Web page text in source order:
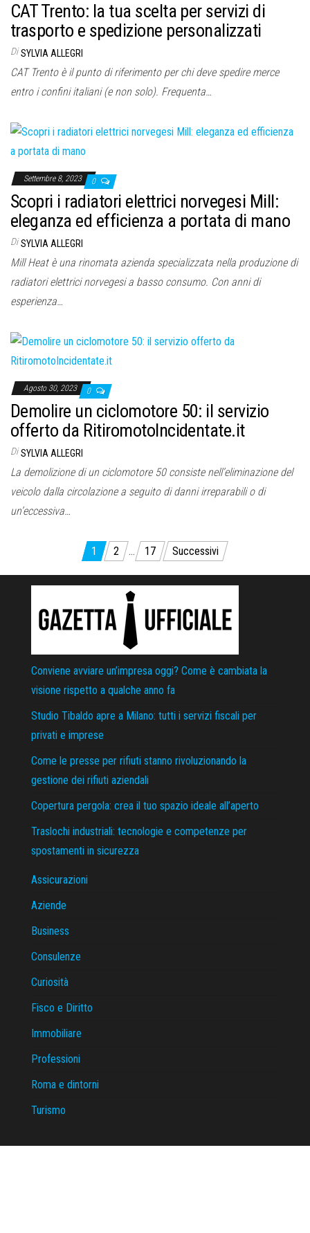
CAT Trento: la tua scelta per servizi di
trasporto e spedizione personalizzati
Di SYLVIA ALLEGRI
CAT Trento è il punto di riferimento per chi deve spedire merce
entro i confini italiani (e non solo). Frequenta…
Settembre 8, 2023 0
Scopri i radiatori elettrici norvegesi Mill:
eleganza ed efficienza a portata di mano
Di SYLVIA ALLEGRI
Mill Heat è una rinomata azienda specializzata nella produzione di
radiatori elettrici norvegesi a basso consumo. Con anni di
esperienza…
Agosto 30, 2023 0
Demolire un ciclomotore 50: il servizio
offerto da RitiromotoIncidentate.it
Di SYLVIA ALLEGRI
La demolizione di un ciclomotore 50 consiste nell’eliminazione del
veicolo dalla circolazione a seguito di danni irreparabili o di
un’eccessiva…
Paginazione
degli
1 2 … 17 Successivi
Conviene avviare un’impresa oggi? Come è cambiata la
visione rispetto a qualche anno fa
Studio Tibaldo apre a Milano: tutti i servizi fiscali per
privati e imprese
Come le presse per rifiuti stanno rivoluzionando la
gestione dei rifiuti aziendali
Copertura pergola: crea il tuo spazio ideale all’aperto
Traslochi industriali: tecnologie e competenze per
spostamenti in sicurezza
Assicurazioni
Aziende
Business
Consulenze
Curiosità
Fisco e Diritto
Immobiliare
Professioni
Roma e dintorni
Turismo